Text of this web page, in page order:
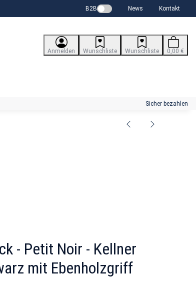
B2B News Kontakt
Anmelden Wunschliste Wunschliste 0,00 €
Sicher bezahlen
- Petit Noir - Kellner
mit Ebenholzgriff